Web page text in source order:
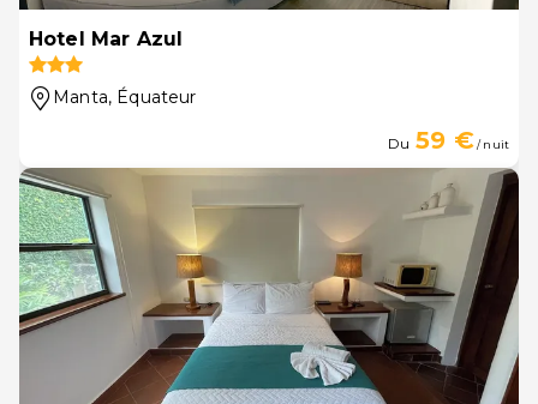
Hotel Mar Azul
Manta, Équateur
Du 59 €/ nuit